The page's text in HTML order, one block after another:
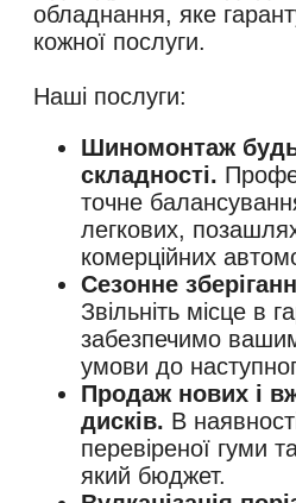
обладнання, яке
кожної послуги.
Шиномонтаж
складності.
точне
легкових,
комерційних
Сезонне
Звільніть місце в
забезпечимо
умови до
Продаж нових і
дисків. В
перевіреної гуми
який бюджет.